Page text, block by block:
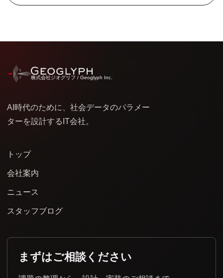
株式会社ジオグリフ / Geoglyph Inc.
AI時代のために、社会データのパラメー
ターを設計するIT会社。
トップ
会社案内
ニュース
スタッフブログ
まずはご相談ください